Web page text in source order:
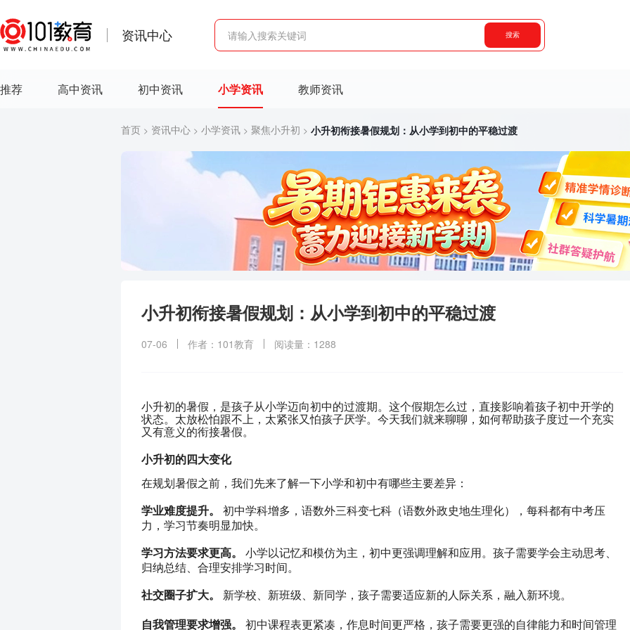
资讯中心 搜索
推荐 高中资讯 初中资讯 小学资讯 教师资讯
首页 > 资讯中心 > 小学资讯 > 聚焦小升初 > 小升初衔接暑假规划：从小学到初中的平稳过渡
小升初衔接暑假规划：从小学到初中的平稳过渡
07-06 作者：101教育 阅读量：1288
小升初的暑假，是孩子从小学迈向初中的过渡期。这个假期怎么过，直接影响着孩子初中开学的
状态。太放松怕跟不上，太紧张又怕孩子厌学。今天我们就来聊聊，如何帮助孩子度过一个充实
又有意义的衔接暑假。
小升初的四大变化
在规划暑假之前，我们先来了解一下小学和初中有哪些主要差异：
学业难度提升。
初中学科增多，语数外三科变七科（语数外政史地生理化），每科都有中考压
力，学习节奏明显加快。
学习方法要求更高。
小学以记忆和模仿为主，初中更强调理解和应用。孩子需要学会主动思考、
归纳总结、合理安排学习时间。
社交圈子扩大。
新学校、新班级、新同学，孩子需要适应新的人际关系，融入新环境。
自我管理要求增强。
初中课程表更紧凑，作息时间更严格，孩子需要更强的自律能力和时间管理